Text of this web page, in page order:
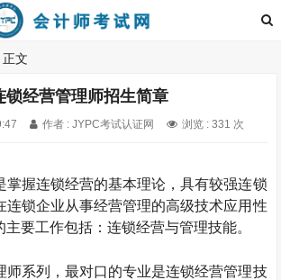
正文
锁经营管理师招生简章
作者 : JYPC考试认证网 浏览 : 331 次
掌握连锁经营的基本理论，具有较强连锁
连锁企业从事经营管理的高级技术应用性
要工作包括：连锁经营与管理技能。
师系列，最对口的专业是连锁经营管理技